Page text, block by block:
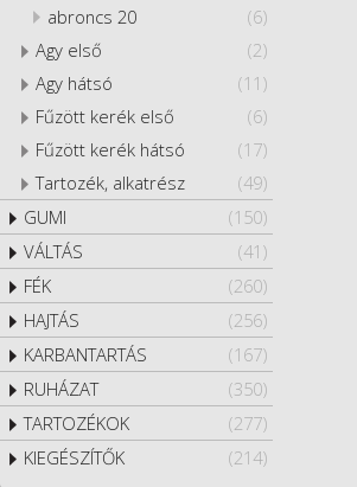
(6)
abroncs 20
(2)
Agy első
(11)
Agy hátsó
(6)
Fűzött kerék első
(17)
Fűzött kerék hátsó
(49)
Tartozék, alkatrész
(150)
GUMI
(41)
VÁLTÁS
(260)
FÉK
(256)
HAJTÁS
(167)
KARBANTARTÁS
(350)
RUHÁZAT
(277)
TARTOZÉKOK
(214)
KIEGÉSZÍTŐK